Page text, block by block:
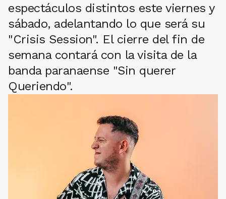
espectáculos distintos este viernes y
sábado, adelantando lo que será su
"Crisis Session". El cierre del fin de
semana contará con la visita de la
banda paranaense "Sin querer
Queriendo".